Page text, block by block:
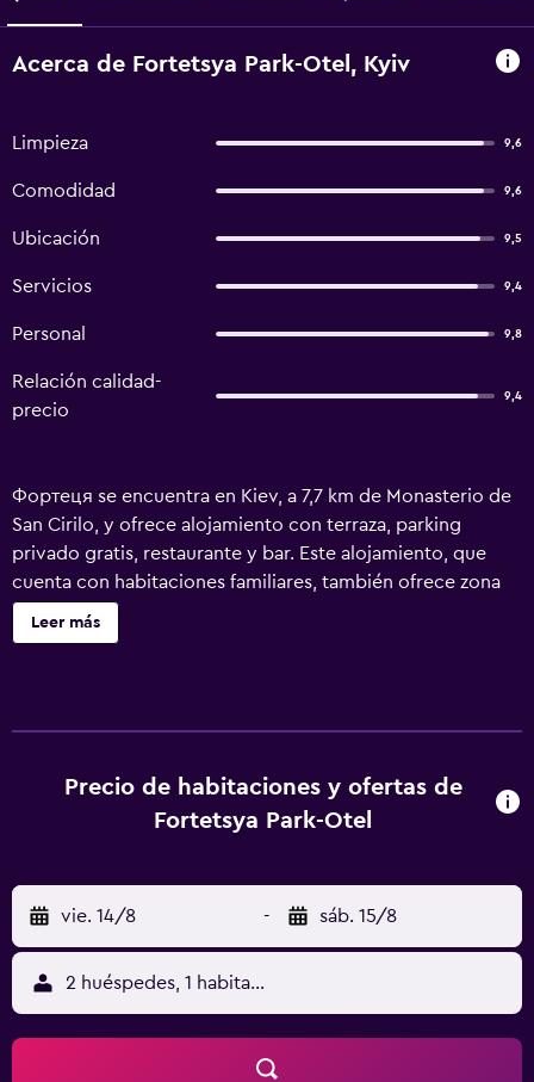
Acerca de Fortetsya Park-Otel, Kyiv
Limpieza 9,6
Comodidad 9,6
Ubicación 9,5
Servicios 9,4
Personal 9,8
Relación calidad-
precio
9,4
Фортеця se encuentra en Kiev, a 7,7 km de Monasterio de
San Cirilo, y ofrece alojamiento con terraza, parking
privado gratis, restaurante y bar. Este alojamiento, que
cuenta con habitaciones familiares, también ofrece zona
de juegos infantil. Se ofrece wifi gratis y servicio de
habitaciones. En el hotel, cada habitación incluye aire
toallas. La clientela puede practicar actividades en Kiev y
alrededores, como senderismo. Catedral de Santa Sofía
Leer más
Precio de habitaciones y ofertas de
Fortetsya Park-Otel
vie. 14/8 - sáb. 15/8
2 huéspedes, 1 habitación